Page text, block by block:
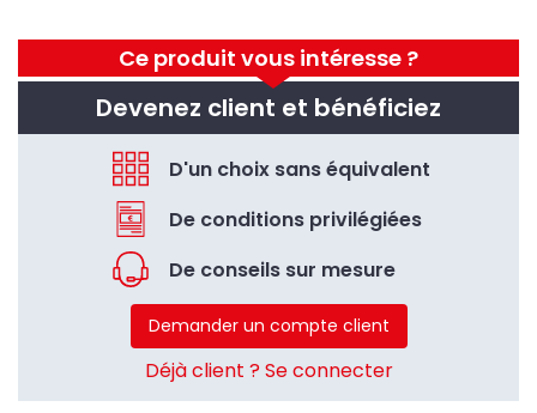
Ce produit vous intéresse ?
Devenez client et bénéficiez
D'un choix sans équivalent
De conditions privilégiées
De conseils sur mesure
Demander un compte client
Déjà client ? Se connecter